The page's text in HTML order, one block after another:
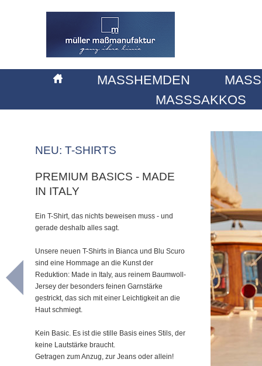
MASSHEMDEN
MASSSAKKOS
NEU: T-SHIRTS
PREMIUM BASICS - MADE
IN ITALY
Ein T-Shirt, das nichts beweisen muss - und
gerade deshalb alles sagt.
Unsere neuen T-Shirts in Bianca und Blu Scuro
sind eine Hommage an die Kunst der
Reduktion: Made in Italy, aus reinem Baumwoll-
Jersey der besonders feinen Garnstärke
gestrickt, das sich mit einer Leichtigkeit an die
Haut schmiegt.
Kein Basic. Es ist die stille Basis eines Stils, der
keine Lautstärke braucht.
Getragen zum Anzug, zur Jeans oder allein!